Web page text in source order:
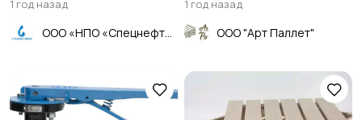
1 год назад 1 год назад
ООО "Арт Паллет"